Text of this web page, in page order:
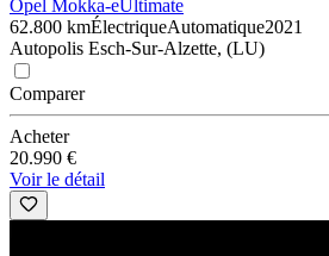
Opel Mokka-eUltimate
62.800 kmÉlectriqueAutomatique2021
Autopolis Esch-Sur-Alzette, (LU)
Comparer
Acheter
20.990 €
Voir le détail